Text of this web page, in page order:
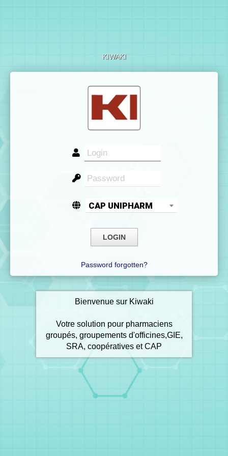
KIWAKI
CAP UNIPHARM
Password forgotten?
Bienvenue sur Kiwaki
Votre solution pour pharmaciens
groupés, groupements d'officines,GIE,
SRA, coopératives et CAP